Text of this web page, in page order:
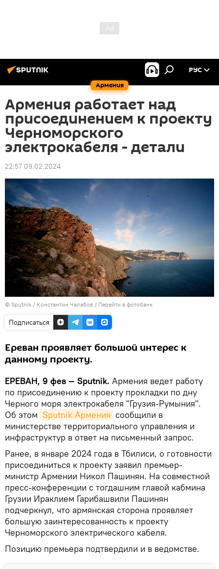
Армения
РУС
Армения работает над
присоединением к проекту
Черноморского
электрокабеля - детали
22:57 09.02.2024
© Sputnik / Константин Чалабов / Перейти в фотобанк
Подписаться
Ереван проявляет большой интерес к
данному проекту.
ЕРЕВАН, 9 фев — Sputnik. Армения ведет работу
по присоединению к проекту прокладки по дну
Черного моря электрокабеля "Грузия-Румыния".
Об этом Sputnik Армения сообщили в
министерстве территориального управления и
инфраструктур в ответ на письменный запрос.
Ранее, в январе 2024 года в Тбилиси, о готовности
присоединиться к проекту заявил премьер-
министр Армении Никол Пашинян. На совместной
пресс-конференции с тогдашним главой кабмина
Грузии Ираклием Гарибашвили Пашинян
подчеркнул, что армянская сторона проявляет
большую заинтересованность к проекту
Черноморского электрического кабеля.
Позицию премьера подтвердили и в ведомстве.